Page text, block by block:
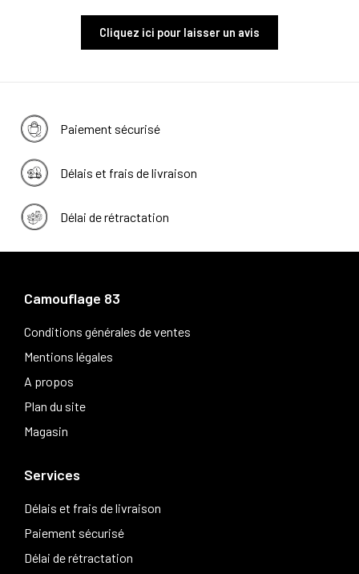
Cliquez ici pour laisser un avis
Paiement sécurisé
Délais et frais de livraison
Délai de rétractation
Camouflage 83
Conditions générales de ventes
Mentions légales
A propos
Plan du site
Magasin
Services
Délais et frais de livraison
Paiement sécurisé
Délai de rétractation